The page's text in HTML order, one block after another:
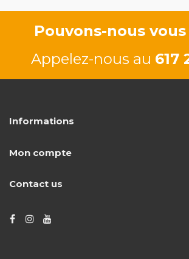
Pouvons-nous
Appelez-nous au 617
Informations
Mon compte
Contact us